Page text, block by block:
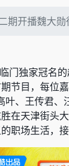
期开播魏大
门独家冠名
节目，每位
叶、王传君
在天津街头
职场生活，接